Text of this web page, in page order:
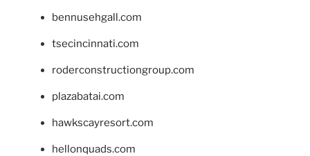
bennusehgall.com
tsecincinnati.com
roderconstructiongroup.com
plazabatai.com
hawkscayresort.com
hellonquads.com